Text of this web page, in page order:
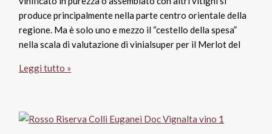
produce principalmente nella parte centro orientale della
regione. Ma è solo uno e mezzo il “cestello della spesa”
nella scala di valutazione di vinialsuper per il Merlot del
Merlot
Igp
2016,
Leggi tutto »